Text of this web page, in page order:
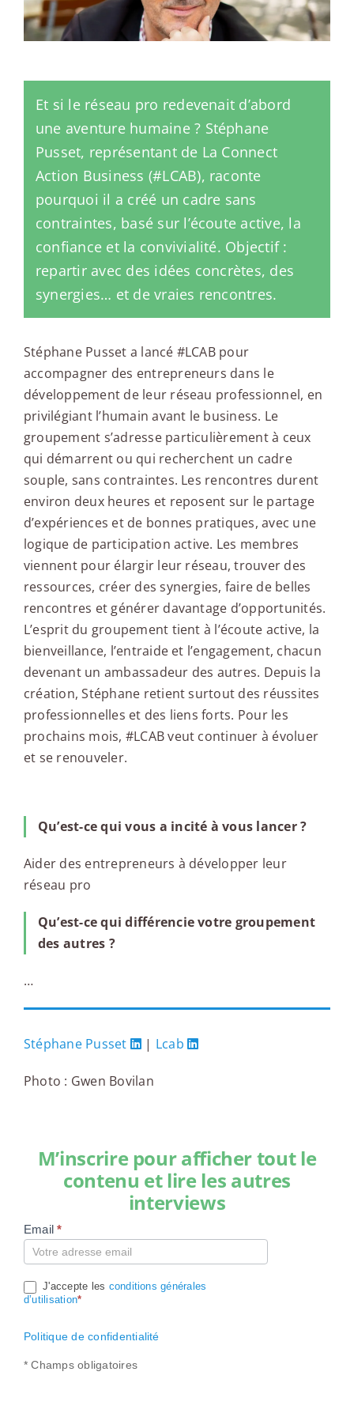
Et si le réseau pro redevenait d’abord
une aventure humaine ? Stéphane
Pusset, représentant de La Connect
Action Business (#LCAB), raconte
pourquoi il a créé un cadre sans
contraintes, basé sur l’écoute active, la
confiance et la convivialité. Objectif :
repartir avec des idées concrètes, des
synergies… et de vraies rencontres.
Stéphane Pusset a lancé #LCAB pour
accompagner des entrepreneurs dans le
développement de leur réseau professionnel, en
privilégiant l’humain avant le business. Le
groupement s’adresse particulièrement à ceux
qui démarrent ou qui recherchent un cadre
souple, sans contraintes. Les rencontres durent
environ deux heures et reposent sur le partage
d’expériences et de bonnes pratiques, avec une
logique de participation active. Les membres
viennent pour élargir leur réseau, trouver des
ressources, créer des synergies, faire de belles
rencontres et générer davantage d’opportunités.
L’esprit du groupement tient à l’écoute active, la
bienveillance, l’entraide et l’engagement, chacun
devenant un ambassadeur des autres. Depuis la
création, Stéphane retient surtout des réussites
professionnelles et des liens forts. Pour les
prochains mois, #LCAB veut continuer à évoluer
et se renouveler.
Qu’est-ce qui vous a incité à vous lancer ?
Aider des entrepreneurs à développer leur
réseau pro
Qu’est-ce qui différencie votre groupement
des autres ?
…
Stéphane Pusset | Lcab
Photo : Gwen Bovilan
M’inscrire pour afficher tout le
contenu et lire les autres
interviews
Compte
Email*
J'accepte les conditions générales
d’utilisation*
Politique de confidentialité
* Champs obligatoires